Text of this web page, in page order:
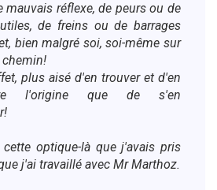
mauvais réflexe, de peurs ou de
de freins ou de barrages
bien malgré soi, soi-même sur
plus aisé d'en trouver et d'en
l'origine que de s'en
cette optique-là que j'avais pris
j'ai travaillé avec Mr Marthoz.